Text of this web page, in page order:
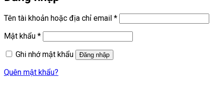
Tên tài khoản hoặc địa chỉ email *Bắt
buộc
Mật khẩu *Bắt
buộc
Ghi nhớ mật khẩu
Đăng nhập
Quên mật khẩu?